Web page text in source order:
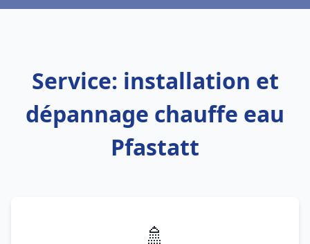
Service: installation et
dépannage chauffe eau
Pfastatt
🚿